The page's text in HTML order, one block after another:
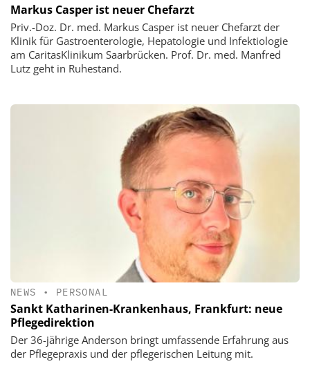
Markus Casper ist neuer Chefarzt
Priv.-Doz. Dr. med. Markus Casper ist neuer Chefarzt der
Klinik für Gastroenterologie, Hepatologie und Infektiologie
am CaritasKlinikum Saarbrücken. Prof. Dr. med. Manfred
Lutz geht in Ruhestand.
NEWS • PERSONAL
Sankt Katharinen-Krankenhaus, Frankfurt: neue
Pflegedirektion
Der 36-jährige Anderson bringt umfassende Erfahrung aus
der Pflegepraxis und der pflegerischen Leitung mit.